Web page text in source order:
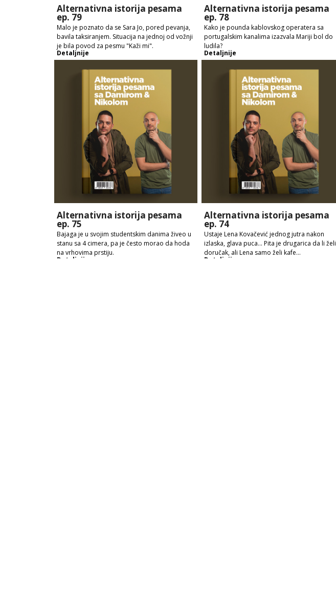
Alternativna istorija pesama
ep. 79
Malo je poznato da se Sara Jo, pored pevanja,
bavila taksiranjem. Situacija na jednoj od vožnji
je bila povod za pesmu "Kaži mi".
Detaljnije
Alternativna istorija pesama
ep. 78
Kako je pounda kablovskog operatera sa
portugalskim kanalima izazvala Mariji bol do
ludila?
Detaljnije
Alternativna istorija pesama
ep. 75
Bajaga je u svojim studentskim danima živeo u
stanu sa 4 cimera, pa je često morao da hoda
na vrhovima prstiju.
Detaljnije
Alternativna istorija pesama
ep. 74
Ustaje Lena Kovačević jednog jutra nakon
izlaska, glava puca... Pita je drugarica da li želi
doručak, ali Lena samo želi kafe...
Detaljnije